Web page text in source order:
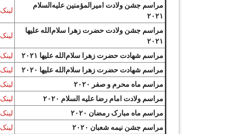
مراسم جشن ولادت امیرالمؤمنین علیه‌السلام
۲۰۲۱
لینک
مراسم جشن ولادت حضرت زهرا سلام‌الله علیها
۲۰۲۱
لینک
مراسم شهادت حضرت زهرا سلام‌الله علیها ۲۰۲۱
لینک
مراسم شهادت حضرت زهرا سلام‌الله علیها ۲۰۲۰
لینک
مراسم ماه محرم و صفر ۲۰۲۰
لینک
مراسم ولادت امام رضا علیه السلام ۲۰۲۰
لینک
مراسم ماه مبارک رمضان ۲۰۲۰
لینک
مراسم جشن نیمه شعبان ۲۰۲۰
لینک